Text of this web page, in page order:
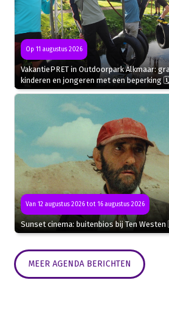
Op 11 augustus 2026
VakantiePRET in Outdoorpark Alkmaar:
kinderen en jongeren met een beperking 🗓
Van 12 augustus 2026 tot 16 augustus 2026
Sunset cinema: buitenbios bij Ten Westen
MEER AGENDA BERICHTEN